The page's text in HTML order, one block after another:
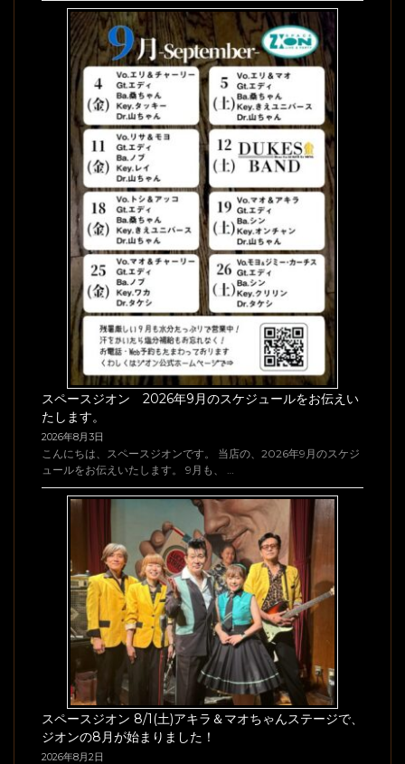
スペースジオン 2026年9月のスケジュールをお伝えい
たします。
2026年8月3日
こんにちは、スペースジオンです。 当店の、2026年9月のスケジ
ュールをお伝えいたします。 9月も、 …
スペースジオン 8/1(土)アキラ＆マオちゃんステージで、
ジオンの8月が始まりました！
2026年8月2日